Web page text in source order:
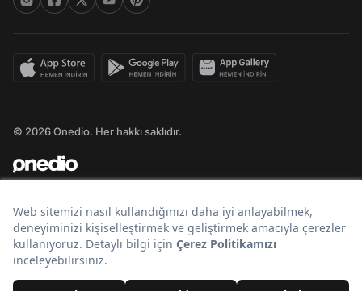
© 2026 Onedio. Her hakkı saklıdır.
Bir markasıdır.